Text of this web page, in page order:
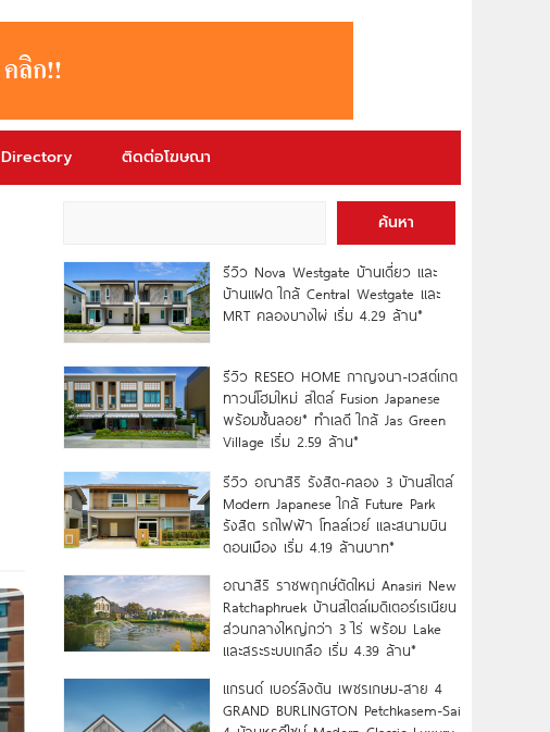
Directory ติดต่อโฆษณา
ค้นหา
รีวิว Nova Westgate บ้านเดี่ยว และ
บ้านแฝด ใกล้ Central Westgate และ
MRT คลองบางไผ่ เริ่ม 4.29 ล้าน*
รีวิว RESEO HOME กาญจนา-เวสต์เกต
ทาวน์โฮมใหม่ สไตล์ Fusion Japanese
พร้อมชั้นลอย* ทำเลดี ใกล้ Jas Green
Village เริ่ม 2.59 ล้าน*
รีวิว อณาสิริ รังสิต-คลอง 3 บ้านสไตล์
Modern Japanese ใกล้ Future Park
รังสิต รถไฟฟ้า โทลล์เวย์ และสนามบิน
ดอนเมือง เริ่ม 4.19 ล้านบาท*
อณาสิริ ราชพฤกษ์ตัดใหม่ Anasiri New
Ratchaphruek บ้านสไตล์เมดิเตอร์เรเนียน
ส่วนกลางใหญ่กว่า 3 ไร่ พร้อม Lake
และสระระบบเกลือ เริ่ม 4.39 ล้าน*
แกรนด์ เบอร์ลิงตัน เพชรเกษม-สาย 4
GRAND BURLINGTON Petchkasem-Sai